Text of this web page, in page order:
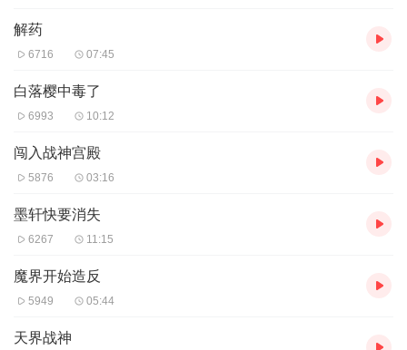
解药
6716 07:45
白落樱中毒了
6993 10:12
闯入战神宫殿
5876 03:16
墨轩快要消失
6267 11:15
魔界开始造反
5949 05:44
天界战神